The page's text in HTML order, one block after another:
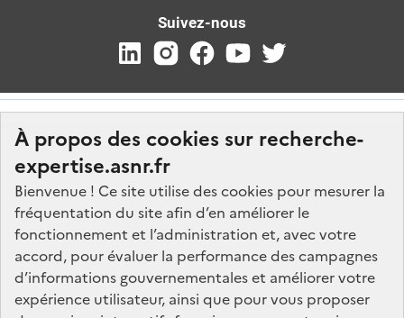
À propos des cookies sur recherche-
expertise.asnr.fr
Bienvenue ! Ce site utilise des cookies pour mesurer la
fréquentation du site afin d’en améliorer le
fonctionnement et l’administration et, avec votre
accord, pour évaluer la performance des campagnes
d’informations gouvernementales et améliorer votre
expérience utilisateur, ainsi que pour vous proposer
Suivez-nous
Nos marchés
Nos offres d'emploi
FAQ
Glossaire